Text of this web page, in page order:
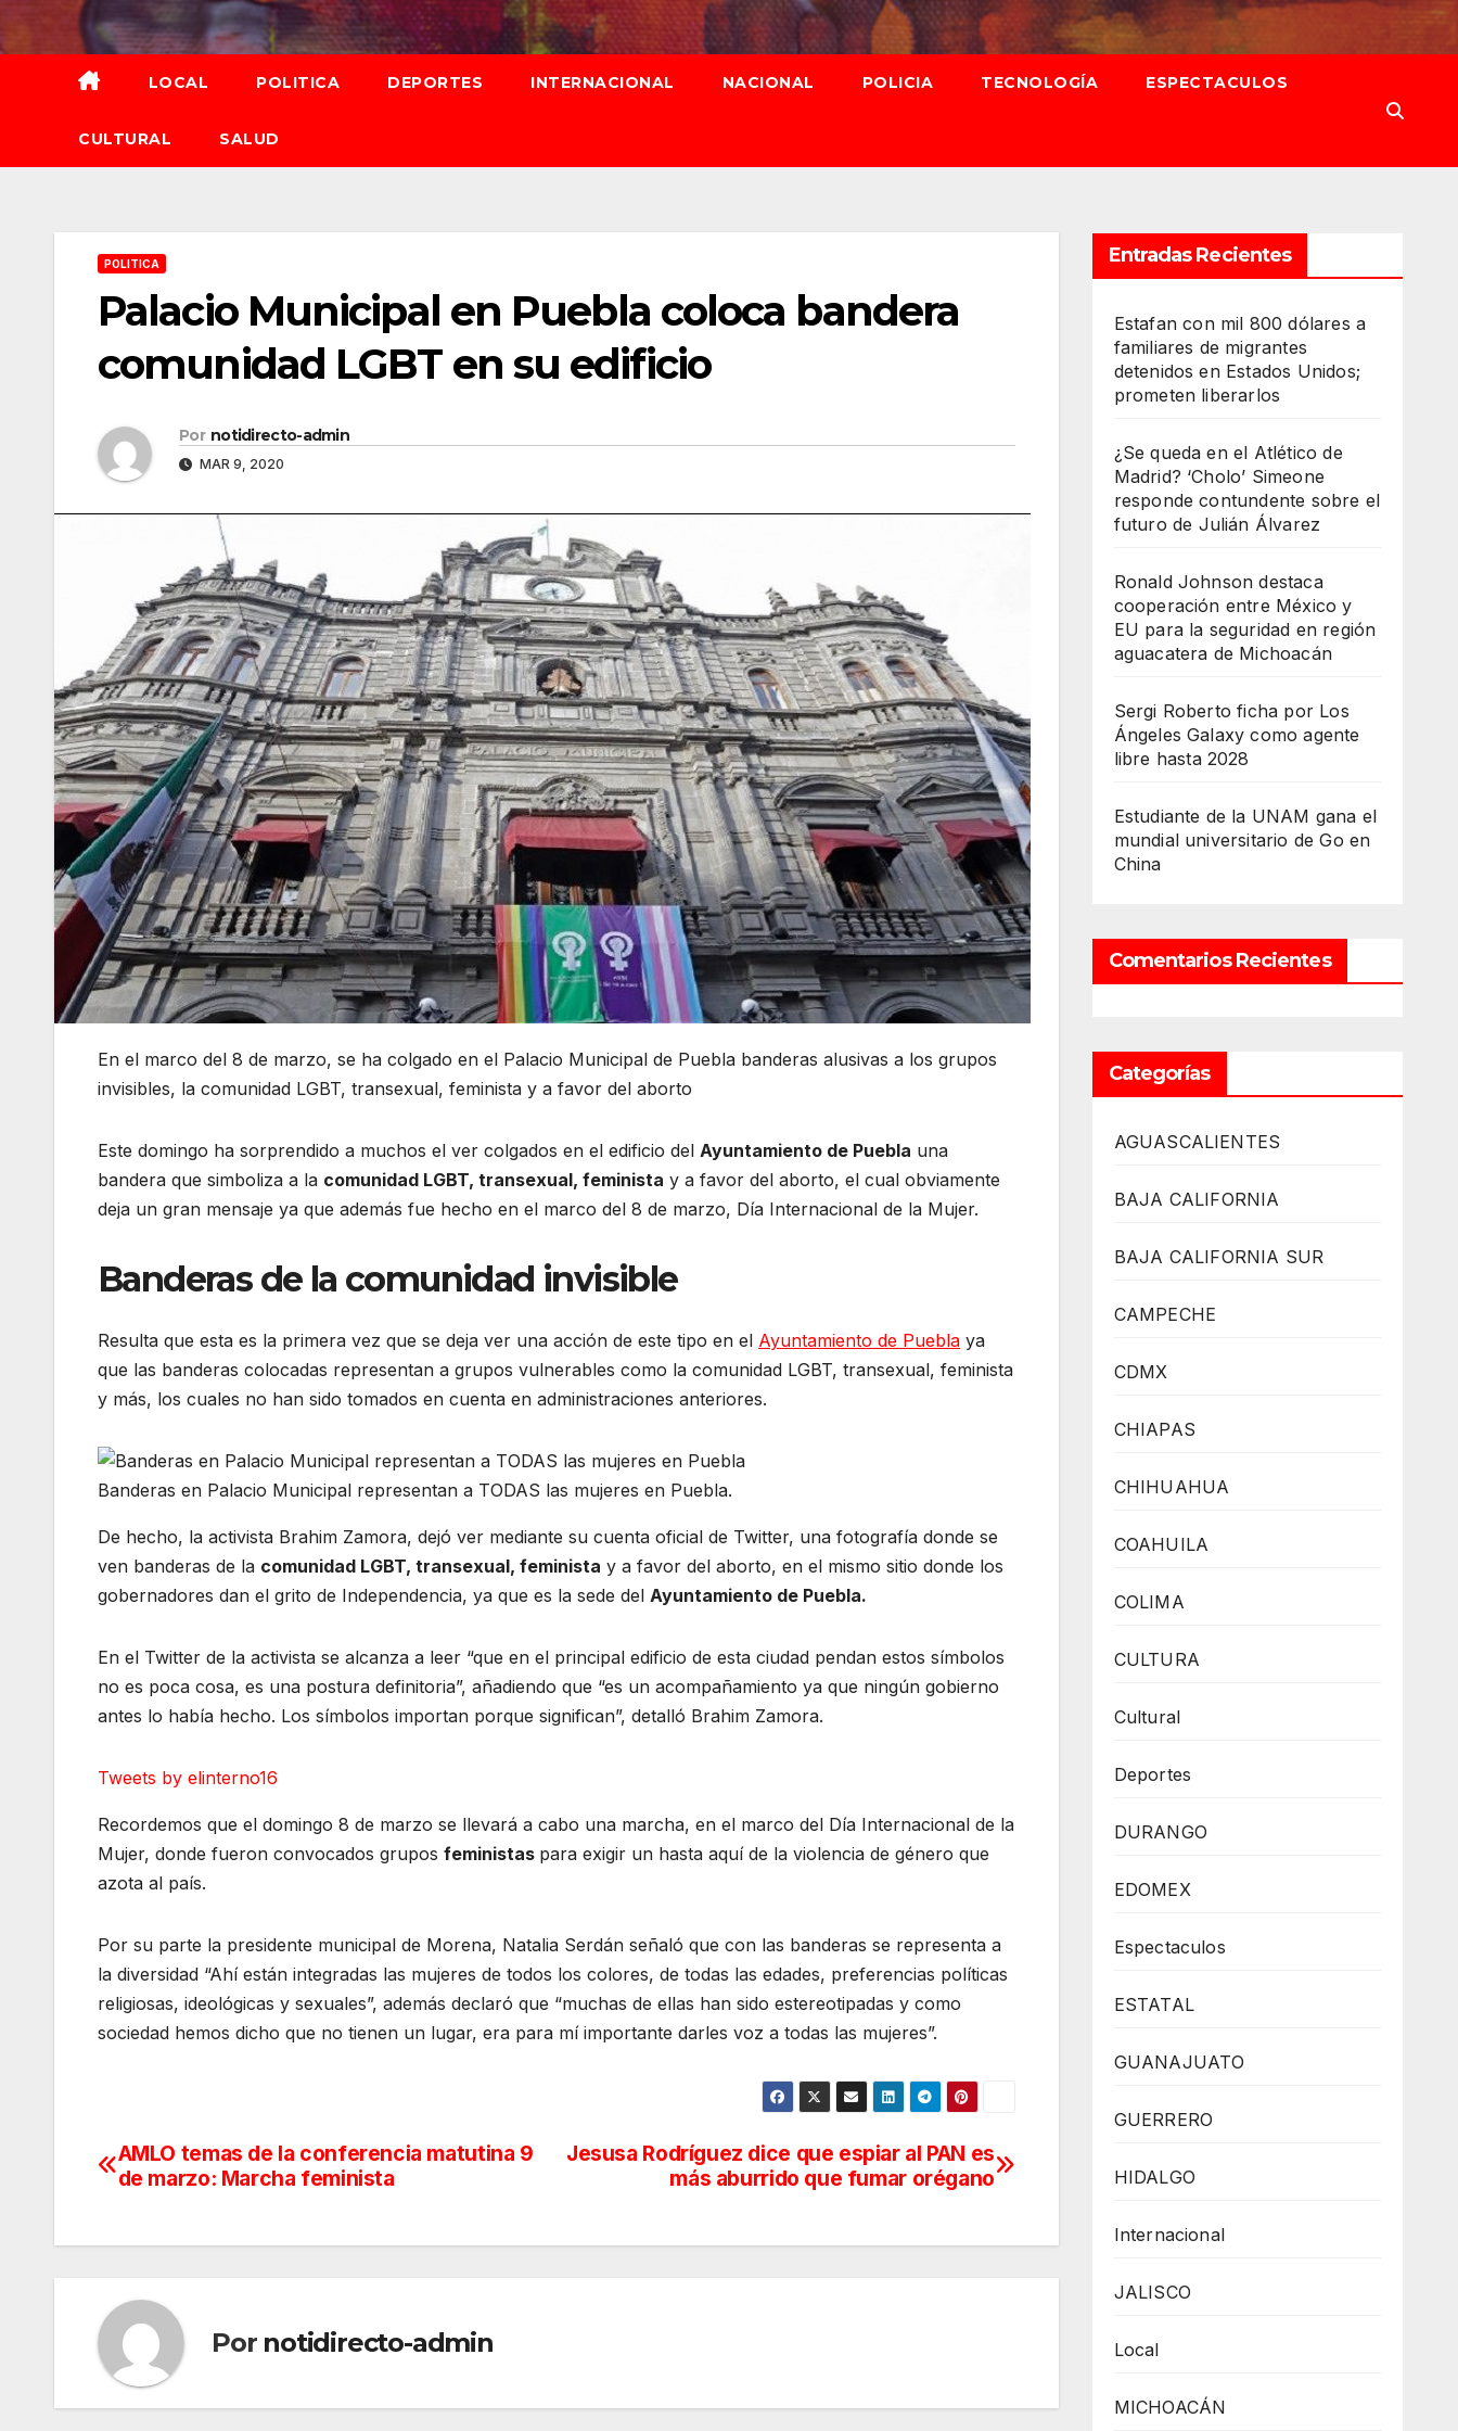
al
contenido
LOCAL POLITICA DEPORTES INTERNACIONAL NACIONAL POLICIA TECNOLOGÍA ESPECTACULOS
CULTURAL SALUD
POLITICA
Palacio Municipal en Puebla coloca bandera
comunidad LGBT en su edificio
Por notidirecto-admin
MAR 9, 2020
En el marco del 8 de marzo, se ha colgado en el Palacio Municipal de Puebla banderas alusivas a los grupos
invisibles, la comunidad LGBT, transexual, feminista y a favor del aborto
Este domingo ha sorprendido a muchos el ver colgados en el edificio del Ayuntamiento de Puebla una
bandera que simboliza a la comunidad LGBT, transexual, feminista y a favor del aborto, el cual obviamente
deja un gran mensaje ya que además fue hecho en el marco del 8 de marzo, Día Internacional de la Mujer.
Banderas de la comunidad invisible
Resulta que esta es la primera vez que se deja ver una acción de este tipo en el Ayuntamiento de Puebla ya
que las banderas colocadas representan a grupos vulnerables como la comunidad LGBT, transexual, feminista
y más, los cuales no han sido tomados en cuenta en administraciones anteriores.
Banderas en Palacio Municipal representan a TODAS las mujeres en Puebla.
De hecho, la activista Brahim Zamora, dejó ver mediante su cuenta oficial de Twitter, una fotografía donde se
ven banderas de la comunidad LGBT, transexual, feminista y a favor del aborto, en el mismo sitio donde los
gobernadores dan el grito de Independencia, ya que es la sede del Ayuntamiento de Puebla.
En el Twitter de la activista se alcanza a leer “que en el principal edificio de esta ciudad pendan estos símbolos
no es poca cosa, es una postura definitoria”, añadiendo que “es un acompañamiento ya que ningún gobierno
antes lo había hecho. Los símbolos importan porque significan”, detalló Brahim Zamora.
Tweets by elinterno16
Recordemos que el domingo 8 de marzo se llevará a cabo una marcha, en el marco del Día Internacional de la
Mujer, donde fueron convocados grupos feministas para exigir un hasta aquí de la violencia de género que
azota al país.
Por su parte la presidente municipal de Morena, Natalia Serdán señaló que con las banderas se representa a
la diversidad “Ahí están integradas las mujeres de todos los colores, de todas las edades, preferencias políticas
religiosas, ideológicas y sexuales”, además declaró que “muchas de ellas han sido estereotipadas y como
sociedad hemos dicho que no tienen un lugar, era para mí importante darles voz a todas las mujeres”.
Navegación
entradas
Jesusa Rodríguez dice que espiar al PAN es
más aburrido que fumar orégano
AMLO temas de la conferencia matutina 9
de marzo: Marcha feminista
Por notidirecto-admin
Entradas Recientes
Estafan con mil 800 dólares a
familiares de migrantes
detenidos en Estados Unidos;
prometen liberarlos
¿Se queda en el Atlético de
Madrid? ‘Cholo’ Simeone
responde contundente sobre el
futuro de Julián Álvarez
Ronald Johnson destaca
cooperación entre México y
EU para la seguridad en región
aguacatera de Michoacán
Sergi Roberto ficha por Los
Ángeles Galaxy como agente
libre hasta 2028
Estudiante de la UNAM gana el
mundial universitario de Go en
China
Comentarios Recientes
Categorías
AGUASCALIENTES
BAJA CALIFORNIA
BAJA CALIFORNIA SUR
CAMPECHE
CDMX
CHIAPAS
CHIHUAHUA
COAHUILA
COLIMA
CULTURA
Cultural
Deportes
DURANGO
EDOMEX
Espectaculos
ESTATAL
GUANAJUATO
GUERRERO
HIDALGO
Internacional
JALISCO
Local
MICHOACÁN